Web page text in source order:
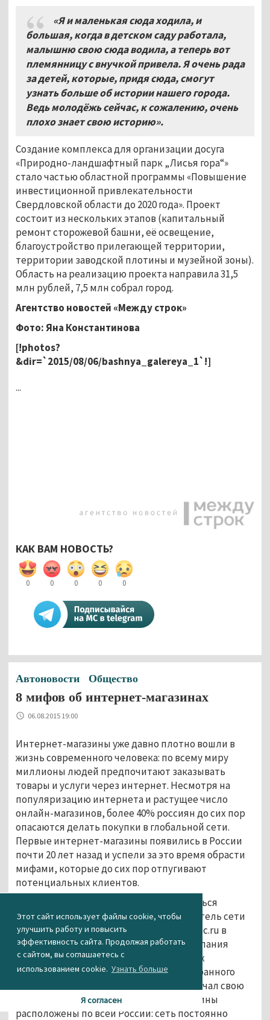
Этот сайт использует файлы cookie, чтобы
улучшить работу и повысить
эффективность сайта. Продолжая работать
с сайтом, вы соглашаетесь с
использованием cookie. Узнать больше
Я согласен
«Я и маленькая сюда ходила, и
большая, когда в детском саду работала,
малышню свою сюда водила, а теперь вот
племянницу с внучкой привела. Я очень рада
за детей, которые, придя сюда, смогут
узнать больше об истории нашего города.
Ведь молодёжь сейчас, к сожалению, очень
плохо знает свою историю».
Создание комплекса для организации досуга
«Природно-ландшафтный парк „Лисья гора“»
стало частью областной программы «Повышение
инвестиционной привлекательности
Свердловской области до 2020 года». Проект
состоит из нескольких этапов (капитальный
ремонт сторожевой башни, её освещение,
благоустройство прилегающей территории,
территории заводской плотины и музейной зоны).
Область на реализацию проекта направила 31,5
млн рублей, 7,5 млн собрал город.
Агентство новостей «Между строк»
Фото: Яна Константинова
[!photos?
&dir=`2015/08/06/bashnya_galereya_1`!]
...
КАК ВАМ НОВОСТЬ?
0 0 0 0 0
Автоновости Общество
8 мифов об интернет-магазинах
06.08.2015 19:00
Интернет-магазины уже давно плотно вошли в
жизнь современного человека: по всему миру
миллионы людей предпочитают заказывать
товары и услуги через интернет. Несмотря на
популяризацию интернета и растущее число
онлайн-магазинов, более 40% россиян до сих пор
опасаются делать покупки в глобальной сети.
Первые интернет-магазины появились в России
почти 20 лет назад и успели за это время обрасти
мифами, которые до сих пор отпугивают
потенциальных клиентов.
Почему так происходит и нужно ли бояться
онлайн-магазинов, рассказал руководитель сети
филиал сети интернет-магазина Autodoc.ru в
Нижнем Тагиле Александр Богачёв. Компания
AutoDoc специализируется на поставках
автозапчастей для автомобилей иностранного
производства c 1998 года, а с 2004 года начал свою
работу интернет-магазин. Сейчас магазины
расположены по всей России: сеть постоянно